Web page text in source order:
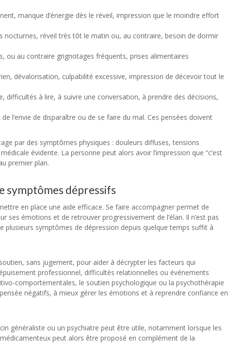
manque d’énergie dès le réveil, impression que le moindre effort
nocturnes, réveil très tôt le matin ou, au contraire, besoin de dormir
ou au contraire grignotages fréquents, prises alimentaires
dévalorisation, culpabilité excessive, impression de décevoir tout le
difficultés à lire, à suivre une conversation, à prendre des décisions,
l’envie de disparaître ou de se faire du mal. Ces pensées doivent
par des symptômes physiques : douleurs diffuses, tensions
évidente. La personne peut alors avoir l’impression que “c’est
premier plan.
symptômes dépressifs
en place une aide efficace. Se faire accompagner permet de
émotions et de retrouver progressivement de l’élan. Il n’est pas
plusieurs symptômes de dépression depuis quelque temps suffit à
sans jugement, pour aider à décrypter les facteurs qui
professionnel, difficultés relationnelles ou événements
comportementales, le soutien psychologique ou la psychothérapie
négatifs, à mieux gérer les émotions et à reprendre confiance en
généraliste ou un psychiatre peut être utile, notamment lorsque les
peut alors être proposé en complément de la